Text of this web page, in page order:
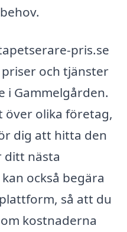
pris.se
och tjänster
i Gammelgården.
över olika företag,
dig att hitta den
ditt nästa
också begära
så att du
kostnaderna